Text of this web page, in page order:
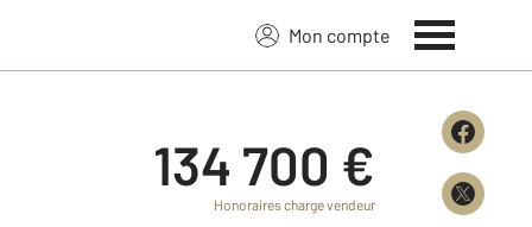
Mon compte
134 700 €
Honoraires charge vendeur